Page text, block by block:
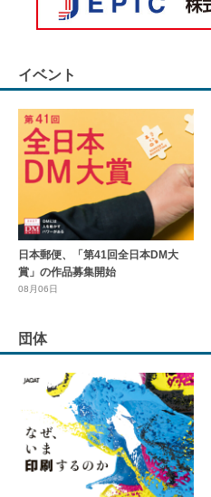
イベント
日本郵便、「第41回全日本DM大
賞」の作品募集開始
08月06日
団体